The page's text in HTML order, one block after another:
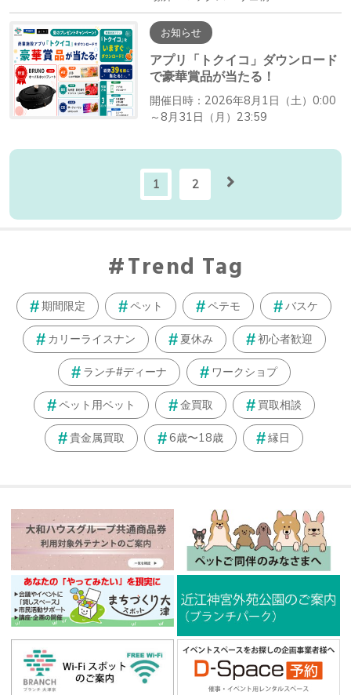
お知らせ
アプリ「トクイコ」ダウンロード
で豪華賞品が当たる！
開催日時：2026年8月1日（土）0:00
～8月31日（月）23:59
1 2
Trend Tag
期間限定 ペット ペテモ バスケ
カリーライスナン 夏休み 初心者歓迎
ランチ#ディーナ ワークショプ
ペット用ベット 金買取 買取相談
貴金属買取 6歳〜18歳 縁日